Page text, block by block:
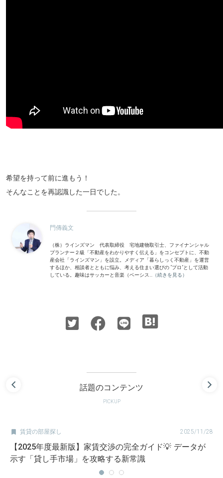
希望を持って前に進もう！
そんなことを再認識した一日でした。
門傳義文
（株）ラインズマン 代表取締役 宅地建物取引士、ファイナンシャル
プランナー２級「不動産をわかりやすく伝える」をコンセプトに、不動
産会社「ラインズマン」を設立。メディア「暮らしっく不動産」を運営
するほか、相談者とともに悩み、考える住まい選びの “プロ”として活動
している。趣味はサッカーと音楽（ベーシス...
（続きを見る）
話題のコンテンツ
PICKUP
 賃貸の部屋探し 2025/11/28
【2025年度最新版】家賃交渉の完全ガイド💡 データが
示す「貸し手市場」を攻略する新常識